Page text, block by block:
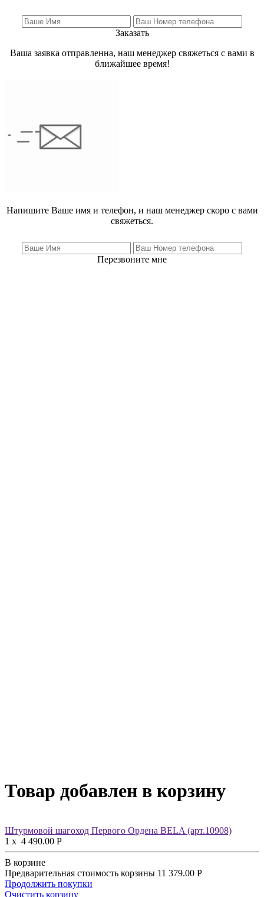
Заказать
Ваша заявка отправленна, наш менеджер свяжеться с вами в
ближайшее время!
Напишите Ваше имя и телефон, и наш менеджер скоро с вами
свяжеться.
Перезвоните мне
Товар добавлен в корзину
Штурмовой шагоход Первого Ордена BELA (арт.10908)
1 x 4 490.00 Р
В корзине
Предварительная стоимость корзины 11 379.00 Р
Продолжить покупки
Очистить корзину